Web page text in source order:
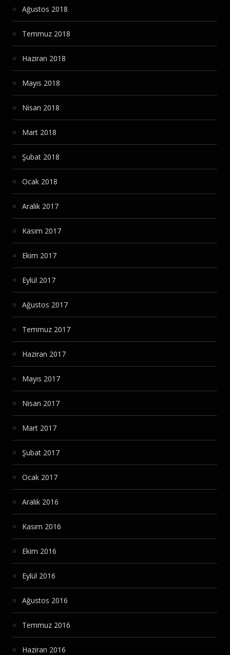
Ağustos 2018
Temmuz 2018
Haziran 2018
Mayıs 2018
Nisan 2018
Mart 2018
Şubat 2018
Ocak 2018
Aralık 2017
Kasım 2017
Ekim 2017
Eylül 2017
Ağustos 2017
Temmuz 2017
Haziran 2017
Mayıs 2017
Nisan 2017
Mart 2017
Şubat 2017
Ocak 2017
Aralık 2016
Kasım 2016
Ekim 2016
Eylül 2016
Ağustos 2016
Temmuz 2016
Haziran 2016